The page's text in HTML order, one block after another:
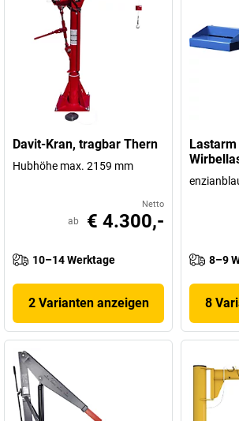
Davit-Kran, tragbar Thern
Hubhöhe max. 2159 mm
Netto
ab € 4.300,-
10–14 Werktage
2 Varianten anzeigen
8–9
8